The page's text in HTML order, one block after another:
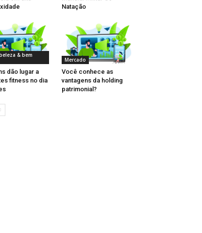
Natação
& bem
dão lugar a
fitness no dia
Mercado
Você conhece as
vantagens da holding
patrimonial?